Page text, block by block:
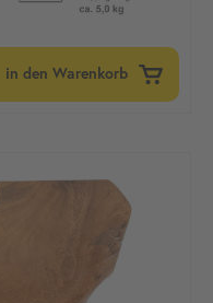
in den Warenkorb